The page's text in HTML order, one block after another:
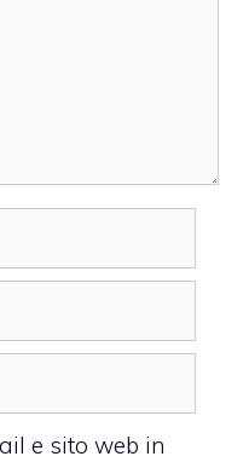
e sito web in